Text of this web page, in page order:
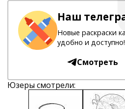
Наш
Новые раскраски
удобно и доступно!
Смотреть
Юзеры смотрели: